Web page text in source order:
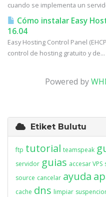
cuando se implementa un
Cómo instalar Easy
16.04
Easy Hosting Control Panel
control de hosting gratuito y de...
Powered by
Etiket Bulutu
ftp tutorial teamspeak
servidor guias accesar VPS
source cancelar ayuda
cache dns limpiar